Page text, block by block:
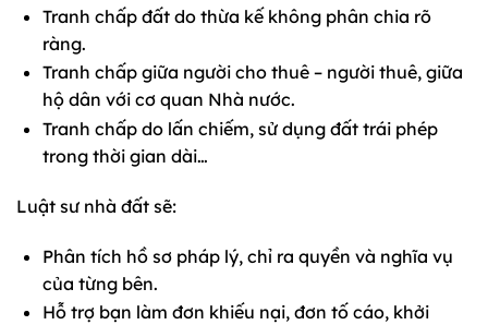
Tranh chấp đất do thừa kế không phân chia rõ
ràng.
Tranh chấp giữa người cho thuê – người thuê, giữa
hộ dân với cơ quan Nhà nước.
Tranh chấp do lấn chiếm, sử dụng đất trái phép
trong thời gian dài…
Luật sư nhà đất sẽ:
Phân tích hồ sơ pháp lý, chỉ ra quyền và nghĩa vụ
của từng bên.
Hỗ trợ bạn làm đơn khiếu nại, đơn tố cáo, khởi